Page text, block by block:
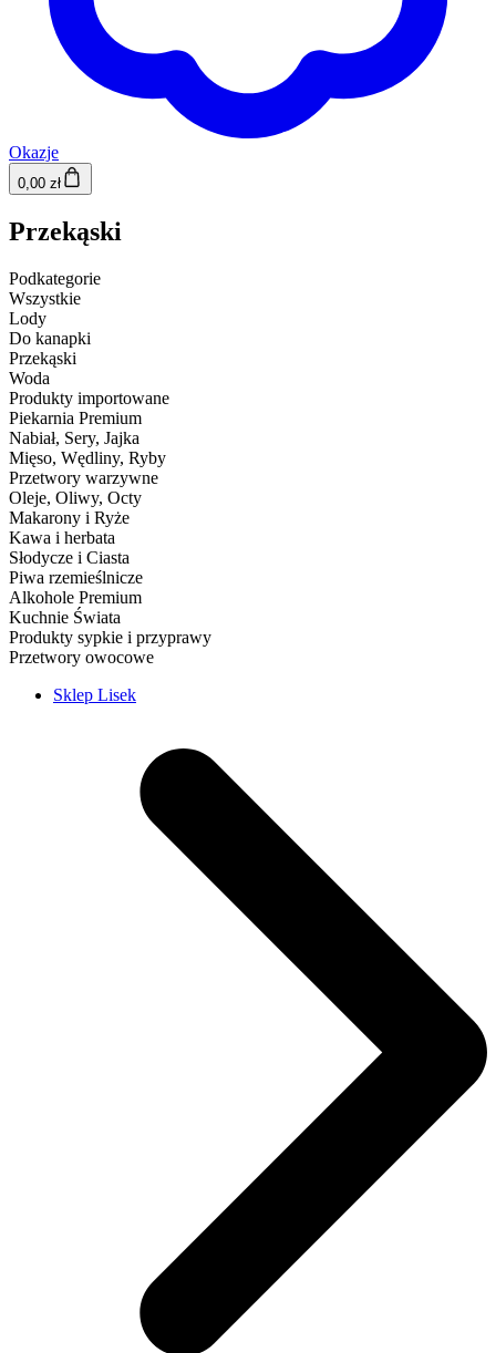
Okazje
0,00 zł
Przekąski
Podkategorie
Wszystkie
Lody
Do kanapki
Przekąski
Woda
Produkty importowane
Piekarnia Premium
Nabiał, Sery, Jajka
Mięso, Wędliny, Ryby
Przetwory warzywne
Oleje, Oliwy, Octy
Makarony i Ryże
Kawa i herbata
Słodycze i Ciasta
Piwa rzemieślnicze
Alkohole Premium
Kuchnie Świata
Produkty sypkie i przyprawy
Przetwory owocowe
Sklep Lisek